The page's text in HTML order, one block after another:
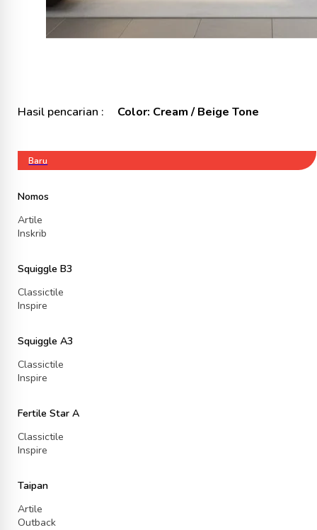
Hasil pencarian : Color: Cream / Beige Tone
Baru
Nomos
Artile
Inskrib
Squiggle B3
Classictile
Inspire
Squiggle A3
Classictile
Inspire
Fertile Star A
Classictile
Inspire
Taipan
Artile
Outback